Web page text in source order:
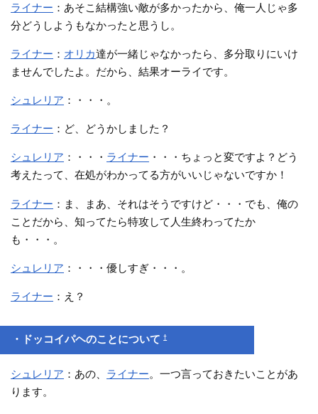
ライナー ：あそこ結構強い敵が多かったから、俺一人じゃ多
分どうしようもなかったと思うし。
ライナー ： オリカ達が一緒じゃなかったら、多分取りにいけ
ませんでしたよ。だから、結果オーライです。
シュレリア ：・・・。
ライナー ：ど、どうかしました？
シュレリア ：・・・ ライナー ・・・ちょっと変ですよ？どう
考えたって、在処がわかってる方がいいじゃないですか！
ライナー ：ま、まあ、それはそうですけど・・・でも、俺の
ことだから、知ってたら特攻して人生終わってたか
も・・・。
シュレリア ：・・・優しすぎ・・・。
ライナー ：え？
・ドッコイパヘのことについて†
シュレリア ：あの、 ライナー。一つ言っておきたいことがあ
ります。